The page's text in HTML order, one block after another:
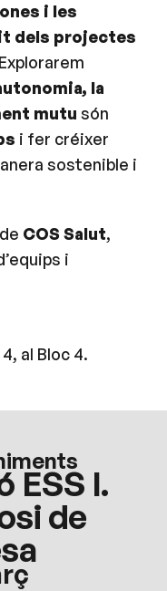
i les
dels projectes
la
mutu són
i fer créixer
sostenible i
COS Salut,
i
al Bloc 4.
ESS I.
de